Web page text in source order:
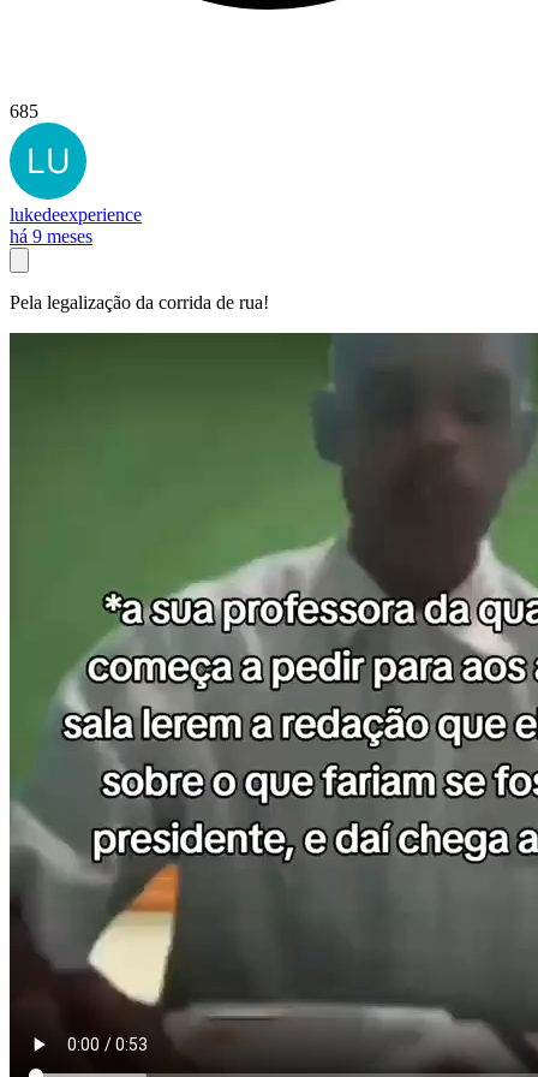
685
lukedeexperience
há 9 meses
Pela legalização da corrida de rua!